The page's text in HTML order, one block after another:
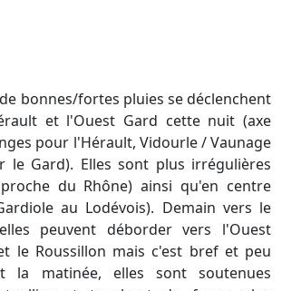
et l'Ouest Gard cette nuit (axe
pour l'Hérault, Vidourle / Vaunage
le Gard). Elles sont plus irrégulières
du Rhône) ainsi qu'en centre
au Lodévois). Demain vers le
peuvent déborder vers l'Ouest
le Roussillon mais c'est bref et peu
la matinée, elles sont soutenues